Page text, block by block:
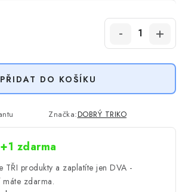
PŘIDAT DO KOŠÍKU
Značka:DOBRÝ TRIKO
zdarma
TŘI produkty a zaplatíte jen DVA -
máte zdarma.